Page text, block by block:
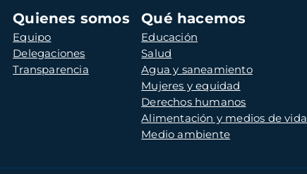
Quienes somos
Equipo
Delegaciones
Transparencia
Qué hacemos
Educación
Salud
Agua y saneamiento
Mujeres y equidad
Derechos humanos
Alimentación y medios de vida
Medio ambiente